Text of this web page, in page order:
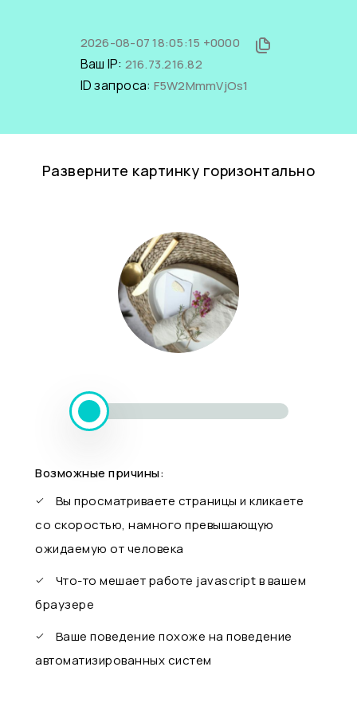
2026-08-07 18:05:15 +0000
Ваш IP: 216.73.216.82
ID запроса: F5W2MmmVjOs1
Разверните картинку горизонтально
Возможные причины:
Вы просматриваете страницы и кликаете
со скоростью, намного превышающую
ожидаемую от человека
Что-то мешает работе javascript в вашем
браузере
Ваше поведение похоже на поведение
автоматизированных систем